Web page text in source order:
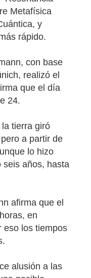
Metafísica
y
rápido.
con base
realizó el
que el día
24.
tierra giró
a partir de
lo hizo
seis años, hasta
afirma que el
en
eso los tiempos
alusión a las